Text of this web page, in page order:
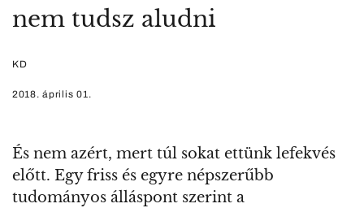
nem tudsz aludni
KD
2018. április 01.
És nem azért, mert túl sokat ettünk lefekvés
előtt. Egy friss és egyre népszerűbb
tudományos álláspont szerint a